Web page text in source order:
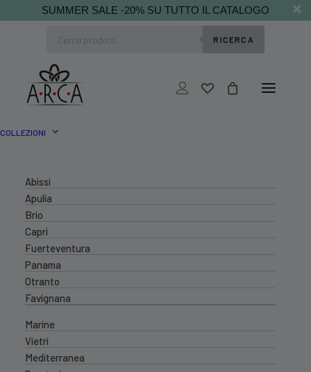
SUMMER SALE -20% SU TUTTO IL CATALOGO
RICERCA
COLLEZIONI
Abissi
Apulia
Brio
Capri
Fuerteventura
Panama
Otranto
Favignana
Marine
Vietri
Mediterranea